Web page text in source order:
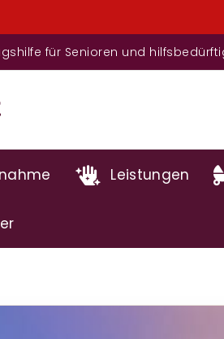
für Senioren und
Leistungen